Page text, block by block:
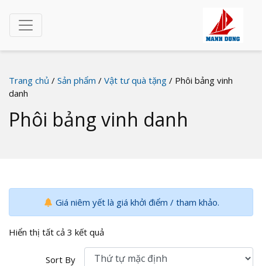
Trang chủ / Sản phẩm / Vật tư quà tặng / Phôi bảng vinh
danh
Phôi bảng vinh danh
Giá niêm yết là giá khởi điểm / tham khảo.
Hiển thị tất cả 3 kết quả
Sort By